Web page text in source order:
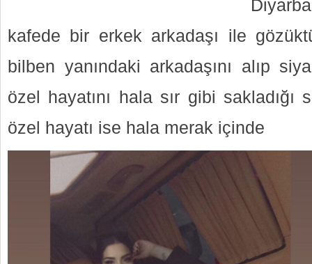
kafede bir erkek arkadaşı ile
bilben yanındaki arkadaşını alıp
özel hayatını hala sır gibi
özel hayatı ise hala merak içinde